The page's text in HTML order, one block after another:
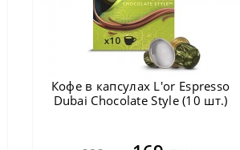
Кофе в капсулах L'or Espresso
Dubai Chocolate Style (10 шт.)